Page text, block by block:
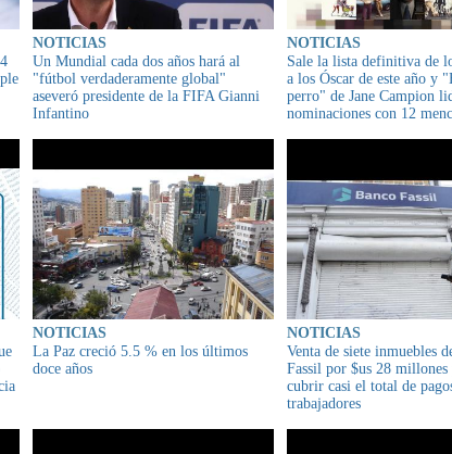
NOTICIAS
Un Mundial cada dos años hará al
"fútbol verdaderamente global"
aseveró presidente de la FIFA Gianni
Infantino
NOTICIAS
Sale la lista definitiva de
a los Óscar de este año y
perro" de Jane Campion
nominaciones con 12
NOTICIAS
La Paz creció 5.5 % en los últimos
doce años
NOTICIAS
Venta de siete inmuebles
Fassil por $us 28
cubrir casi el total de
trabajadores